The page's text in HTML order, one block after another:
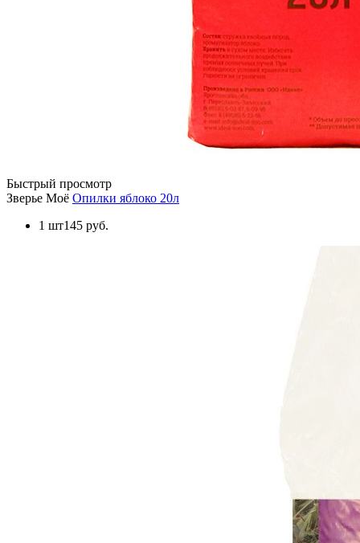
Быстрый просмотр
Зверье Моё Опилки яблоко 20л
1 шт145 руб.